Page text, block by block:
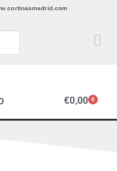
€0,00 0